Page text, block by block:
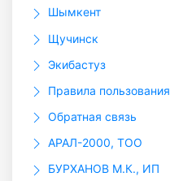
Шымкент
Щучинск
Экибастуз
Правила пользования
Обратная связь
АРАЛ-2000, ТОО
БУРХАНОВ М.К., ИП